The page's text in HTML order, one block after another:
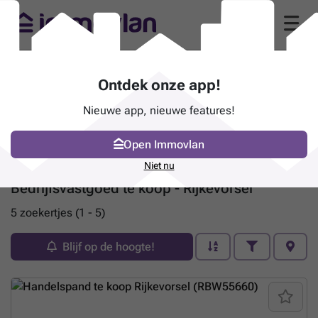
Bedrijfsvastgoed te koop - Rijkevorsel
5 zoekertjes (1 - 5)
Blijf op de hoogte!
Ontdek onze app!
Nieuwe app, nieuwe features!
Open Immovlan
Niet nu